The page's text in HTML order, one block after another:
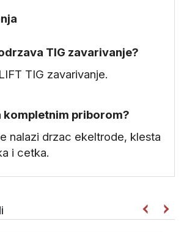
TIG zavarivanje?
TIG zavarivanje.
kompletnim priborom?
nalazi drzac ekeltrode, klesta
i cetka.